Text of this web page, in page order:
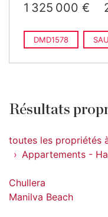
1 325 000 €
DMD1578
Résultats
toutes les propriétés
Appartements -
Chullera
Manilva Beach